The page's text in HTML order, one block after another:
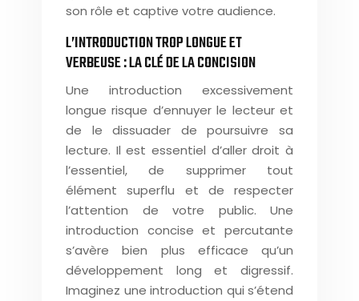
son rôle et captive votre audience.
L’INTRODUCTION TROP LONGUE ET
VERBEUSE : LA CLÉ DE LA CONCISION
Une introduction excessivement
longue risque d’ennuyer le lecteur et
de le dissuader de poursuivre sa
lecture. Il est essentiel d’aller droit à
l’essentiel, de supprimer tout
élément superflu et de respecter
l’attention de votre public. Une
introduction concise et percutante
s’avère bien plus efficace qu’un
développement long et digressif.
Imaginez une introduction qui s’étend